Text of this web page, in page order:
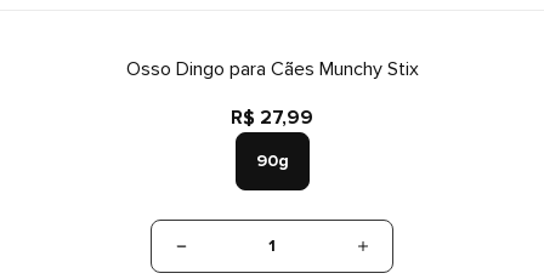
Osso Dingo para Cães Munchy Stix
R$ 27,99
90g
1